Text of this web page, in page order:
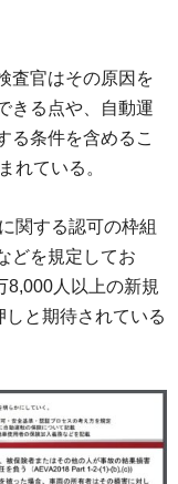
査官はその原因を
きる点や、自動運
る条件を含めるこ
れている。
関する認可の枠組
どを規定してお
8,000人以上の新規
と期待されている